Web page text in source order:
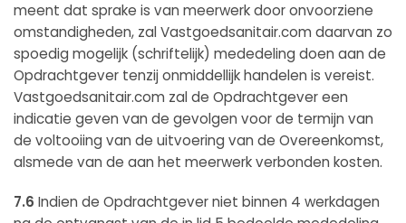
meent dat sprake is van meerwerk door onvoorziene
omstandigheden, zal Vastgoedsanitair.com daarvan zo
spoedig mogelijk (schriftelijk) mededeling doen aan de
Opdrachtgever tenzij onmiddellijk handelen is vereist.
Vastgoedsanitair.com zal de Opdrachtgever een
indicatie geven van de gevolgen voor de termijn van
de voltooiing van de uitvoering van de Overeenkomst,
alsmede van de aan het meerwerk verbonden kosten.
7.6 Indien de Opdrachtgever niet binnen 4 werkdagen